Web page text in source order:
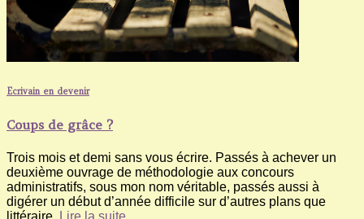
Ecrivain en devenir
Coups de grâce ?
Trois mois et demi sans vous écrire. Passés à achever un
deuxième ouvrage de méthodologie aux concours
administratifs, sous mon nom véritable, passés aussi à
digérer un début d’année difficile sur d’autres plans que
littéraire,
Lire la suite…